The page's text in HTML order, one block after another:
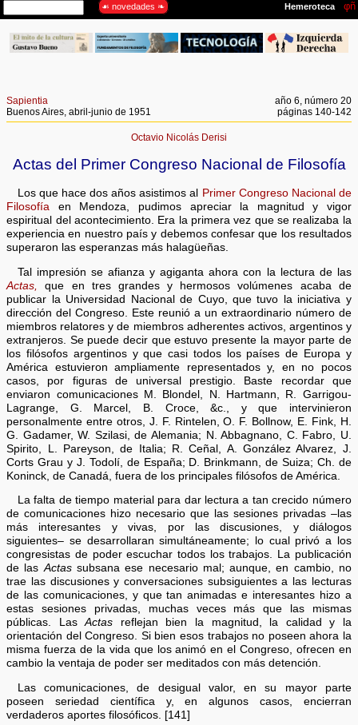
Sapientia
Buenos Aires, abril-junio de 1951
año 6, número 20
páginas 140-142
Octavio Nicolás Derisi
Actas del Primer Congreso Nacional de Filosofía
Los que hace dos años asistimos al
Primer Congreso Nacional de
Filosofía en Mendoza, pudimos apreciar la magnitud y vigor
espiritual del acontecimiento. Era la primera vez que se realizaba la
experiencia en nuestro país y debemos confesar que los resultados
superaron las esperanzas más halagüeñas.
Tal impresión se afianza y agiganta ahora con la lectura de las
Actas,
que en tres grandes y hermosos volúmenes acaba de
publicar la Universidad Nacional de Cuyo, que tuvo la iniciativa y
dirección del Congreso. Este reunió a un extraordinario número de
miembros relatores y de miembros adherentes activos, argentinos y
extranjeros. Se puede decir que estuvo presente la mayor parte de
los filósofos argentinos y que casi todos los países de Europa y
América estuvieron ampliamente representados y, en no pocos
casos, por figuras de universal prestigio. Baste recordar que
enviaron comunicaciones M. Blondel, N. Hartmann, R. Garrigou-
Lagrange, G. Marcel, B. Croce, &c., y que intervinieron
personalmente entre otros, J. F. Rintelen, O. F. Bollnow, E. Fink, H.
G. Gadamer, W. Szilasi, de Alemania; N. Abbagnano, C. Fabro, U.
Spirito, L. Pareyson, de Italia; R. Ceñal, A. González Alvarez, J.
Corts Grau y J. Todolí, de España; D. Brinkmann, de Suiza; Ch. de
Koninck, de Canadá, fuera de los principales filósofos de América.
La falta de tiempo material para dar lectura a tan crecido número
de comunicaciones hizo necesario que las sesiones privadas –las
más interesantes y vivas, por las discusiones, y diálogos
siguientes– se desarrollaran simultáneamente; lo cual privó a los
congresistas de poder escuchar todos los trabajos. La publicación
de lasActas subsana ese necesario mal; aunque, en cambio, no
trae las discusiones y conversaciones subsiguientes a las lecturas
de las comunicaciones, y que tan animadas e interesantes hizo a
estas sesiones privadas, muchas veces más que las mismas
públicas. LasActas reflejan bien la magnitud, la calidad y la
orientación del Congreso. Si bien esos trabajos no poseen ahora la
misma fuerza de la vida que los animó en el Congreso, ofrecen en
cambio la ventaja de poder ser meditados con más detención.
Las comunicaciones, de desigual valor, en su mayor parte
poseen seriedad científica y, en algunos casos, encierran
verdaderos aportes filosóficos. [141]